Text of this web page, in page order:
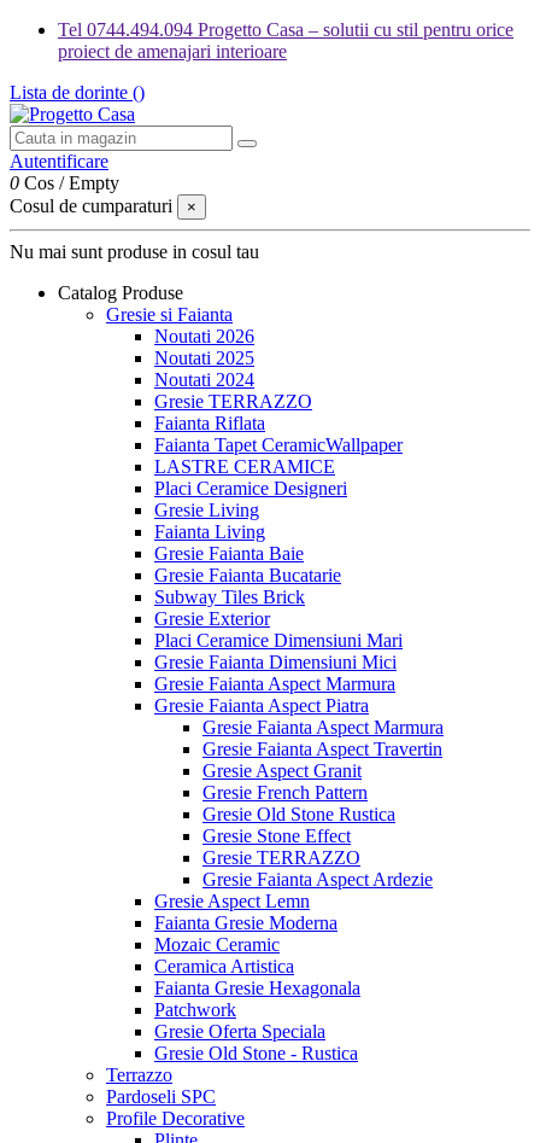
Tel 0744.494.094 Progetto Casa – solutii cu stil pentru orice
proiect de amenajari interioare
Lista de dorinte ()
Autentificare
0 Cos /Empty
Cosul de cumparaturi
×
Nu mai sunt produse in cosul tau
Catalog Produse
Gresie si Faianta
Noutati 2026
Noutati 2025
Noutati 2024
Gresie TERRAZZO
Faianta Riflata
Faianta Tapet CeramicWallpaper
LASTRE CERAMICE
Placi Ceramice Designeri
Gresie Living
Faianta Living
Gresie Faianta Baie
Gresie Faianta Bucatarie
Subway Tiles Brick
Gresie Exterior
Placi Ceramice Dimensiuni Mari
Gresie Faianta Dimensiuni Mici
Gresie Faianta Aspect Marmura
Gresie Faianta Aspect Piatra
Gresie Faianta Aspect Marmura
Gresie Faianta Aspect Travertin
Gresie Aspect Granit
Gresie French Pattern
Gresie Old Stone Rustica
Gresie Stone Effect
Gresie TERRAZZO
Gresie Faianta Aspect Ardezie
Gresie Aspect Lemn
Faianta Gresie Moderna
Mozaic Ceramic
Ceramica Artistica
Faianta Gresie Hexagonala
Patchwork
Gresie Oferta Speciala
Gresie Old Stone - Rustica
Terrazzo
Pardoseli SPC
Profile Decorative